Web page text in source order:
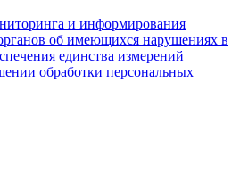
и информирования
об имеющихся нарушениях в
единства измерений
обработки персональных